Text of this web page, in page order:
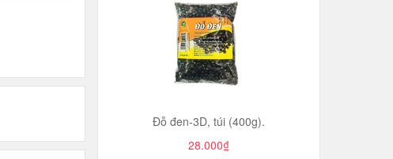
Đỗ đen-3D, túi (400g).
28.000₫